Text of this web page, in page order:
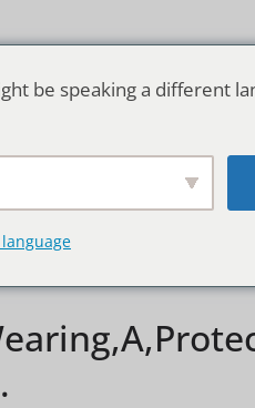
be speaking a different